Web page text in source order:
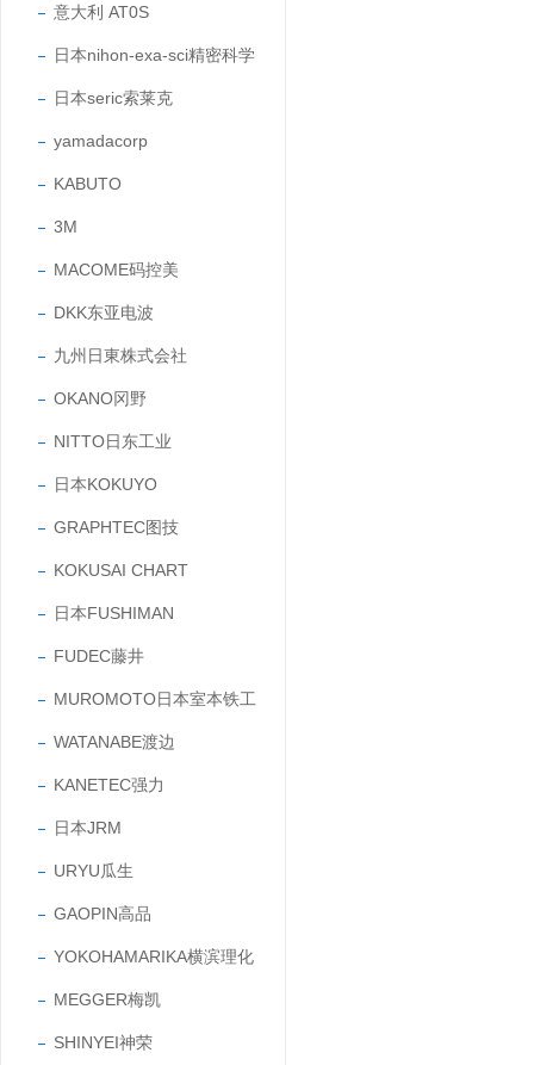
意大利 AT0S
日本nihon-exa-sci精密科学
日本seric索莱克
yamadacorp
KABUTO
3M
MACOME码控美
DKK东亚电波
九州日東株式会社
OKANO冈野
NITTO日东工业
日本KOKUYO
GRAPHTEC图技
KOKUSAI CHART
日本FUSHIMAN
FUDEC藤井
MUROMOTO日本室本铁工
WATANABE渡边
KANETEC强力
日本JRM
URYU瓜生
GAOPIN高品
YOKOHAMARIKA横滨理化
MEGGER梅凯
SHINYEI神荣